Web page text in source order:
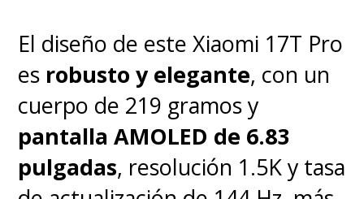
el tiene el control (Fusión)
presentada a color; y la mirada
externa, en las secuencias en
blanco y negro ( Fisión). Todo
ello confluye en un potente
El diseño de este Xiaomi 17T Pro
es robusto y elegante, con un
cuerpo de 219 gramos y
pantalla AMOLED de 6.83
pulgadas, resolución 1.5K y tasa